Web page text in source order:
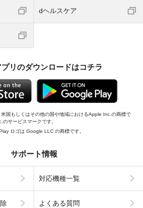
dヘルスケア
リのダウンロードはコチラ
国もしくはその他の国や地域におけるApple Inc.の商標で
サービスマークです。
ロゴは Google LLC の商標です。
サポート情報
対応機種一覧
よくある質問